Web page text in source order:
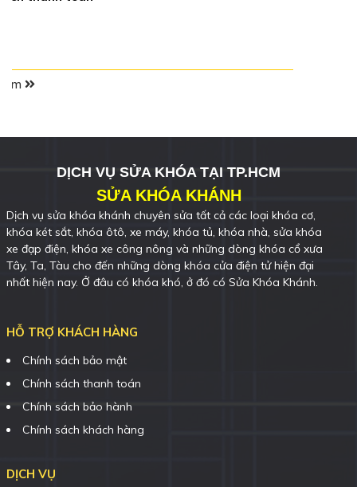
DỊCH VỤ SỬA KHÓA TẠI TP.HCM
SỬA KHÓA KHÁNH
Dịch vụ sửa khóa khánh chuyên sửa tất cả các loại khóa cơ,
khóa két sắt, khóa ôtô, xe máy, khóa tủ, khóa nhà, sửa khóa
xe đạp điện, khóa xe công nông và những dòng khóa cổ xưa
Tây, Ta, Tàu cho đến những dòng khóa cửa điện tử hiện đại
nhất hiện nay. Ở đâu có khóa khó, ở đó có Sửa Khóa Khánh.
HỖ TRỢ KHÁCH HÀNG
Chính sách bảo mật
Chính sách thanh toán
Chính sách bảo hành
Chính sách khách hàng
DỊCH VỤ